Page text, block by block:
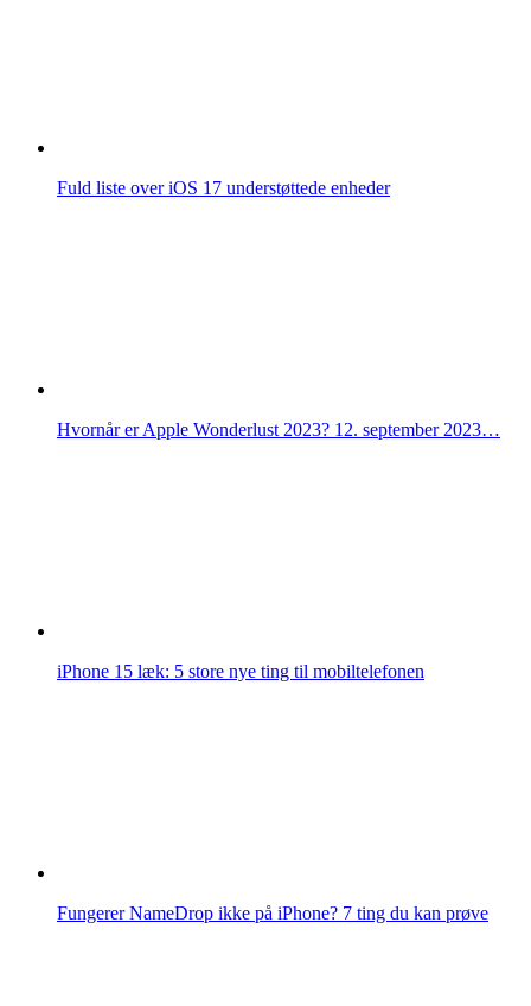
Fuld liste over iOS 17 understøttede enheder
Hvornår er Apple Wonderlust 2023? 12. september 2023…
iPhone 15 læk: 5 store nye ting til mobiltelefonen
Fungerer NameDrop ikke på iPhone? 7 ting du kan prøve